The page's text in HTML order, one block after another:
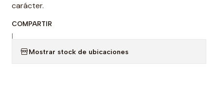
carácter.
COMPARTIR
|
Mostrar stock de ubicaciones